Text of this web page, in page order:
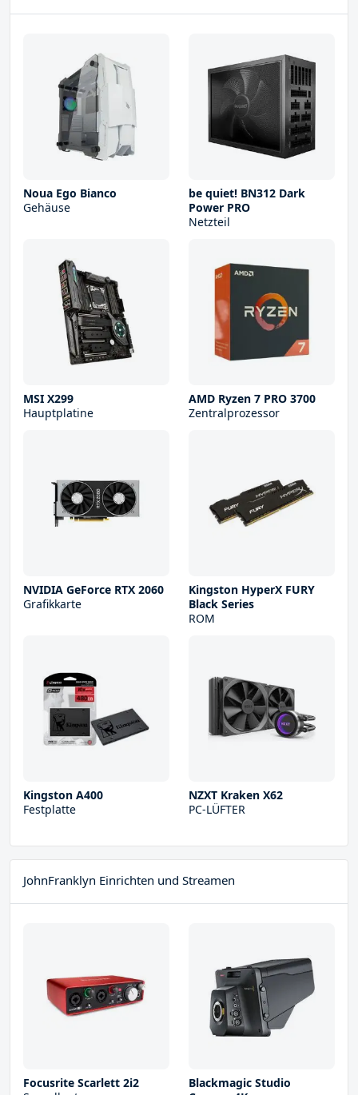
Noua Ego Bianco
Gehäuse
be quiet! BN312 Dark
Power PRO
Netzteil
MSI X299
Hauptplatine
AMD Ryzen 7 PRO 3700
Zentralprozessor
NVIDIA GeForce RTX 2060
Grafikkarte
Kingston HyperX FURY
Black Series
ROM
Kingston A400
Festplatte
NZXT Kraken X62
PC-LÜFTER
JohnFranklyn Einrichten und Streamen
Focusrite Scarlett 2i2
Blackmagic Studio